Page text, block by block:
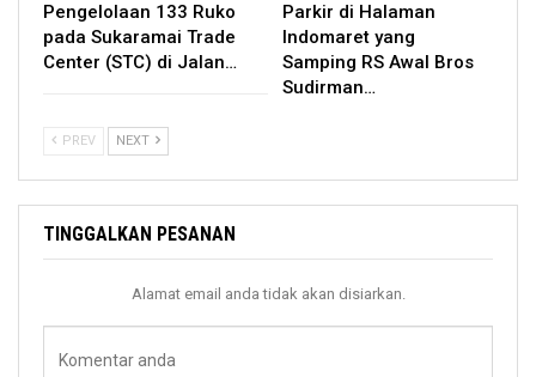
Pengelolaan 133 Ruko
pada Sukaramai Trade
Center (STC) di Jalan…
Parkir di Halaman
Indomaret yang
Samping RS Awal Bros
Sudirman…
PREV NEXT
TINGGALKAN PESANAN
Alamat email anda tidak akan disiarkan.